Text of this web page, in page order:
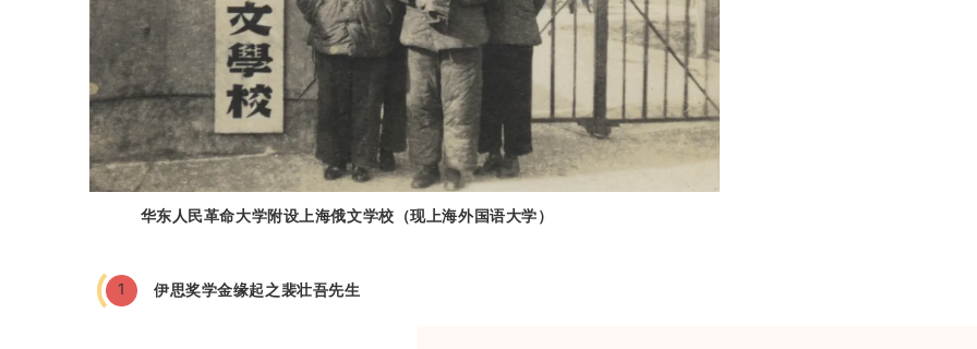
华东人民革命大学附设上海俄文学校（现上海外国语大学）
1 伊思奖学金缘起之裴壮吾先生